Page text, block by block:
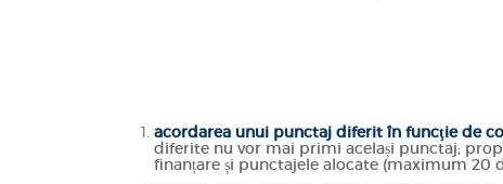
acordarea unui punctaj diferit în funcţie de
diferite nu vor mai primi același punctaj;
finanțare și punctajele alocate (maximum 20